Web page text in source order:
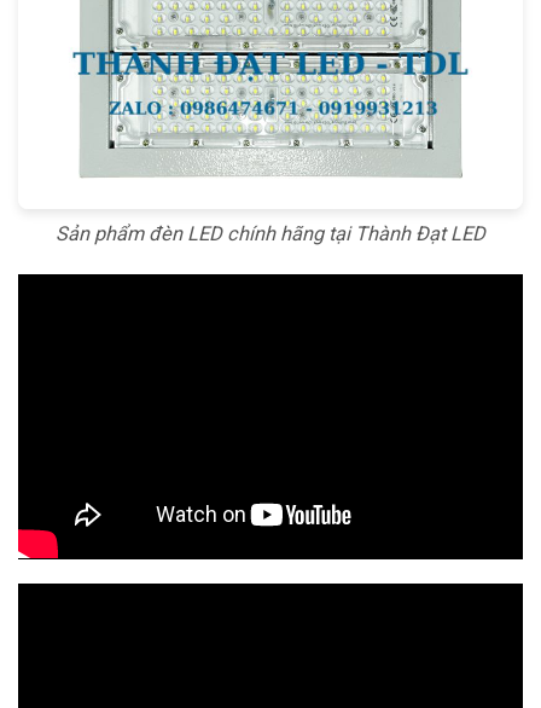
Sản phẩm đèn LED chính hãng tại Thành Đạt LED